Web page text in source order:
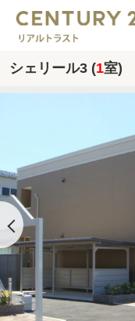
シェリール3 (1室)